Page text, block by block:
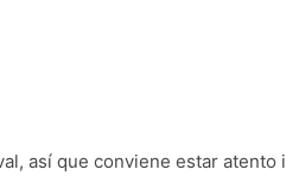
así que conviene estar atento